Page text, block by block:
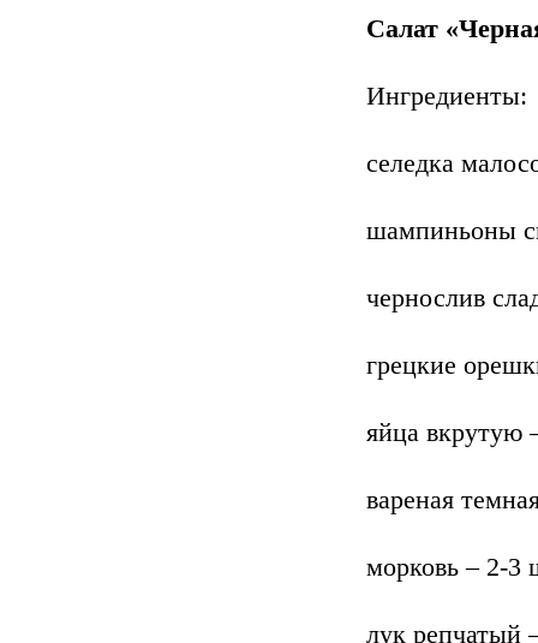
Салат
Ингредиенты:
селедка
шампиньоны
чернослив
грецкие
яйца вкрутую
вареная
морковь – 2-3
лук репчатый